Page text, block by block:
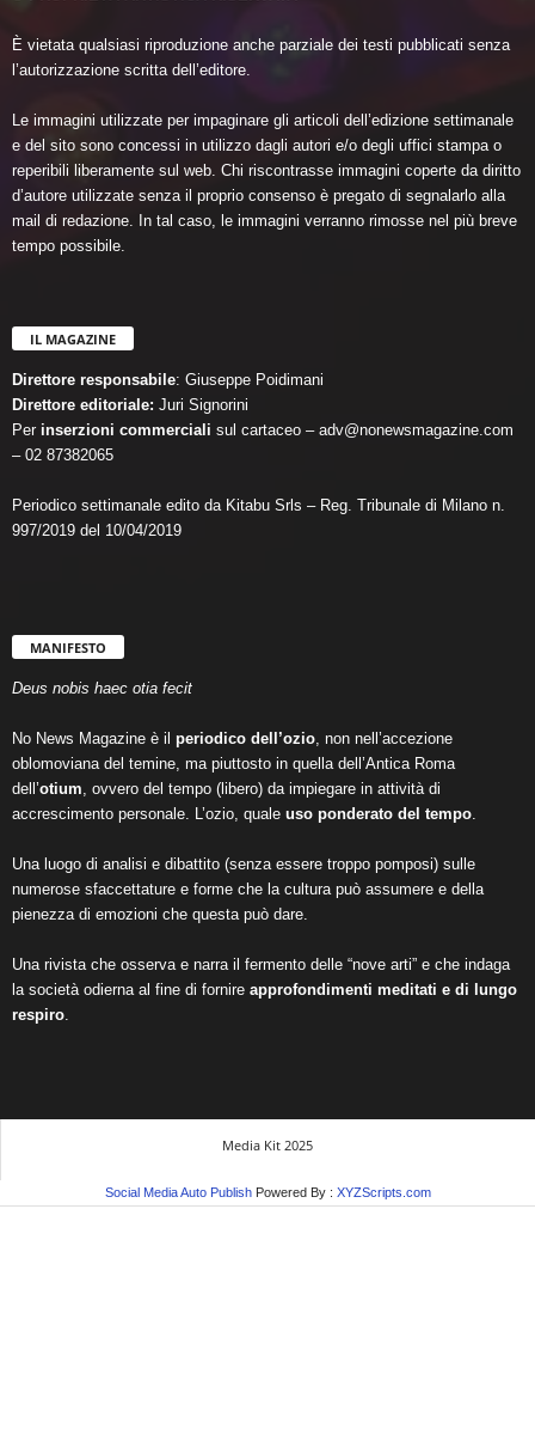
È vietata qualsiasi riproduzione anche parziale dei testi pubblicati senza
l’autorizzazione scritta dell’editore.
Le immagini utilizzate per impaginare gli articoli dell’edizione settimanale
e del sito sono concessi in utilizzo dagli autori e/o degli uffici stampa o
reperibili liberamente sul web. Chi riscontrasse immagini coperte da diritto
d’autore utilizzate senza il proprio consenso è pregato di segnalarlo alla
mail di redazione. In tal caso, le immagini verranno rimosse nel più breve
tempo possibile.
IL MAGAZINE
Direttore responsabile: Giuseppe Poidimani
Direttore editoriale: Juri Signorini
Per inserzioni commerciali sul cartaceo – adv@nonewsmagazine.com
– 02 87382065
Periodico settimanale edito da Kitabu Srls – Reg. Tribunale di Milano n.
997/2019 del 10/04/2019
MANIFESTO
Deus nobis haec otia fecit
No News Magazine è il periodico dell’ozio , non nell’accezione
oblomoviana del temine, ma piuttosto in quella dell’Antica Roma
dell’otium , ovvero del tempo (libero) da impiegare in attività di
accrescimento personale. L’ozio, quale uso ponderato del tempo
Una luogo di analisi e dibattito (senza essere troppo pomposi) sulle
numerose sfaccettature e forme che la cultura può assumere e della
pienezza di emozioni che questa può dare.
Una rivista che osserva e narra il fermento delle “nove arti” e che indaga
la società odierna al fine di fornire approfondimenti meditati e di lungo
respiro
Media Kit 2025
Social Media Auto PublishPowered By : XYZScripts.com